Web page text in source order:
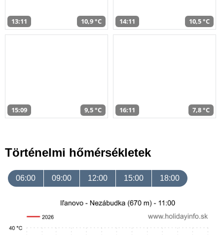
13:11 10,9 °C 14:11 10,5 °C
15:09 9,5 °C 16:11 7,8 °C
Történelmi hőmérsékletek
06:00 09:00 12:00 15:00 18:00